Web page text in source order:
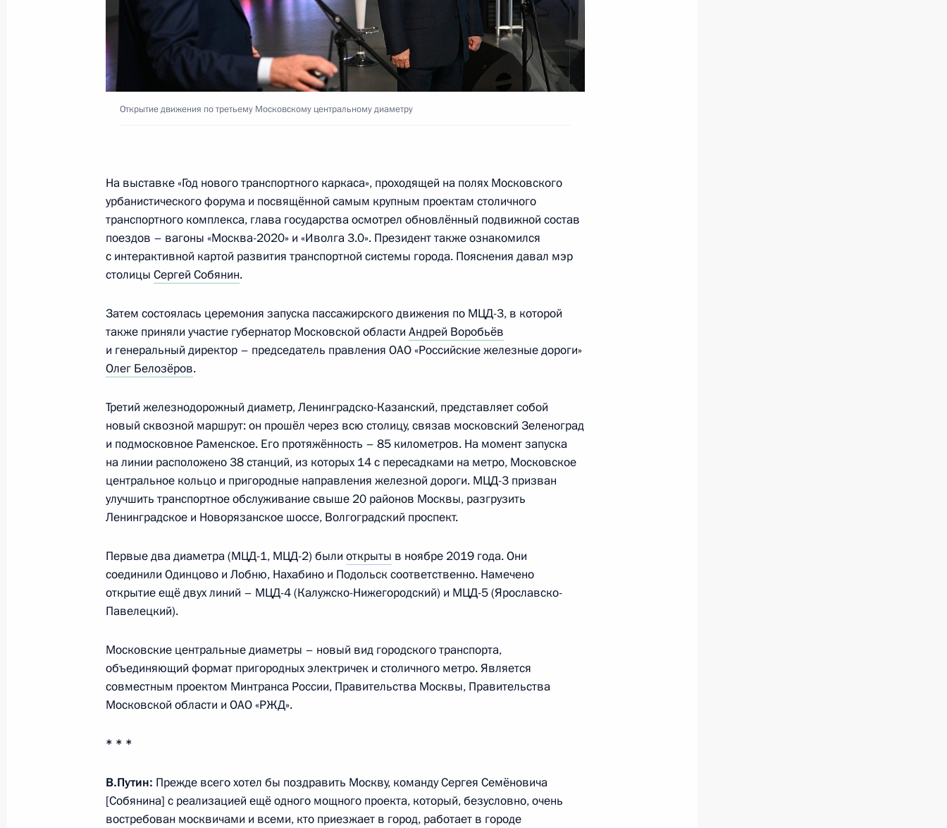
Открытие объектов транспортной инфраструктуры Москвы
9 сентября 2023 года, 13:15
21 августа 2023 года, 13:40
Открытие движения по третьему Московскому центральному
диаметру
17 августа 2023 года, 14:50
Уточнены полномочия органов исполнительной власти
Московской области по рассмотрению отдельных дел
движения
4 августа 2023 года, 15:00
Уточнены основания привлечения к административной
ответственности за нарушение правил привлечения иностранных
10 июля 2023 года, 15:20
Встреча с губернатором Московской области Андреем
Воробьёвым
1 июня 2023 года, 20:15
Воробьёвым
Открытие движения по третьему Московскому центральному диаметру
На выставке «Год нового транспортного каркаса», проходящей на полях Московского
урбанистического форума и посвящённой самым крупным проектам столичного
транспортного комплекса, глава государства осмотрел обновлённый подвижной состав
поездов – вагоны «Москва-2020» и «Иволга 3.0». Президент также ознакомился
с интерактивной картой развития транспортной системы города. Пояснения давал мэр
столицы Сергей Собянин.
Затем состоялась церемония запуска пассажирского движения по МЦД-3, в которой
также приняли участие губернатор Московской области Андрей Воробьёв
и генеральный директор – председатель правления ОАО «Российские железные дороги»
Олег Белозёров.
Третий железнодорожный диаметр, Ленинградско-Казанский, представляет собой
новый сквозной маршрут: он прошёл через всю столицу, связав московский Зеленоград
и подмосковное Раменское. Его протяжённость – 85 километров. На момент запуска
на линии расположено 38 станций, из которых 14 с пересадками на метро, Московское
центральное кольцо и пригородные направления железной дороги. МЦД-3 призван
улучшить транспортное обслуживание свыше 20 районов Москвы, разгрузить
Ленинградское и Новорязанское шоссе, Волгоградский проспект.
Первые два диаметра (МЦД-1, МЦД-2) были открыты в ноябре 2019 года. Они
соединили Одинцово и Лобню, Нахабино и Подольск соответственно. Намечено
открытие ещё двух линий – МЦД-4 (Калужско-Нижегородский) и МЦД-5 (Ярославско-
Павелецкий).
Московские центральные диаметры – новый вид городского транспорта,
объединяющий формат пригородных электричек и столичного метро. Является
совместным проектом Минтранса России, Правительства Москвы, Правительства
Московской области и ОАО «РЖД».
* * *
В.Путин: Прежде всего хотел бы поздравить Москву, команду Сергея Семёновича
[Собянина] с реализацией ещё одного мощного проекта, который, безусловно, очень
востребован москвичами и всеми, кто приезжает в город, работает в городе